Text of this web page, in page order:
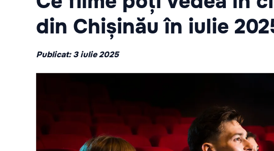
din Chișinău în iulie
Publicat: 3 iulie 2025